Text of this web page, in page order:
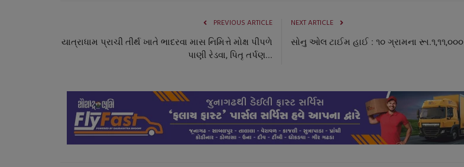
PREVIOUS ARTICLE
યાત્રાધામ પ્રાચી તીર્થ ખાતે ભાદરવા માસ નિમિત્તે મોક્ષ પીપળે
પાણી રેડવા, પિતૃ તર્પણ...
NEXT ARTICLE
સોનુ ઓલ ટાઈમ હાઈ : ૧૦ ગ્રામના રૂા.૧,૧૧,૦૦૦